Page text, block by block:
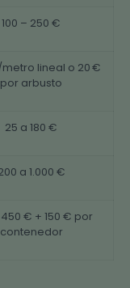
100 – 250 €
lineal o 20 €
por arbusto
25 a 180 €
a 1.000 €
€ + 150 € por
contenedor